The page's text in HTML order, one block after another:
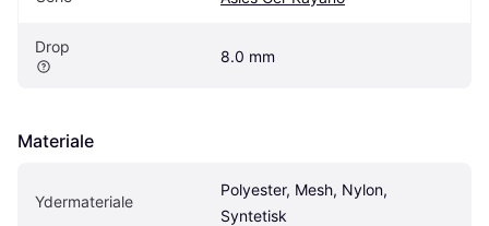
Drop
8.0 mm
Materiale
Ydermateriale
Polyester, Mesh, Nylon,
Syntetisk